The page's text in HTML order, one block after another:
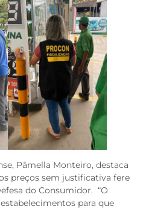
Pâmella Monteiro, destaca
preços sem justificativa fere
do Consumidor. “O
para que